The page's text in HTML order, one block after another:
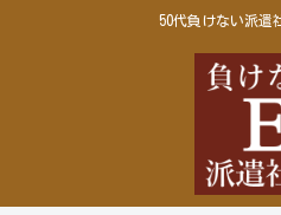
50代負けない派遣